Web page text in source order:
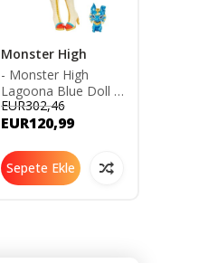
Monster High
- Monster High
Lagoona Blue Doll -
Tut
EUR302,46
EUR120,99
Sepete Ekle